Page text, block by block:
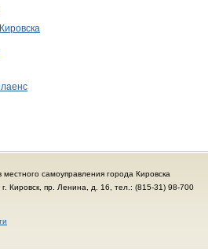
самоуправления города Кировска
Кировск, пр. Ленина, д. 16, тел.: (815-31) 98-700